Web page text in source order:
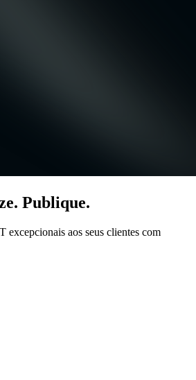
Publique.
excepcionais aos seus clientes com